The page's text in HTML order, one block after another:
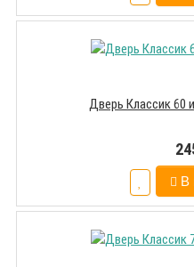
Дверь Классик 60
В